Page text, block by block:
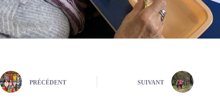
PRÉCÉDENT SUIVANT